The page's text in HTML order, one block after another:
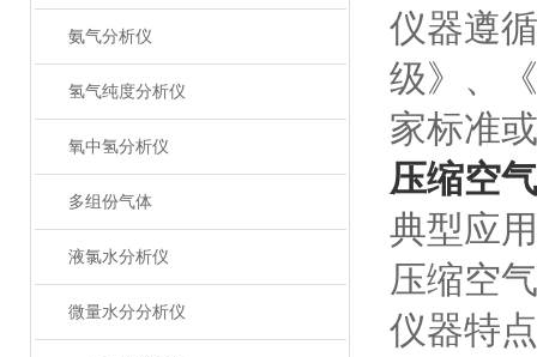
氨气分析仪
氢气纯度分析仪
氧中氢分析仪
多组份气体
液氯水分析仪
微量水分分析仪
仪器遵
级》、
家标准
压缩空
典型应
压缩空
仪器特